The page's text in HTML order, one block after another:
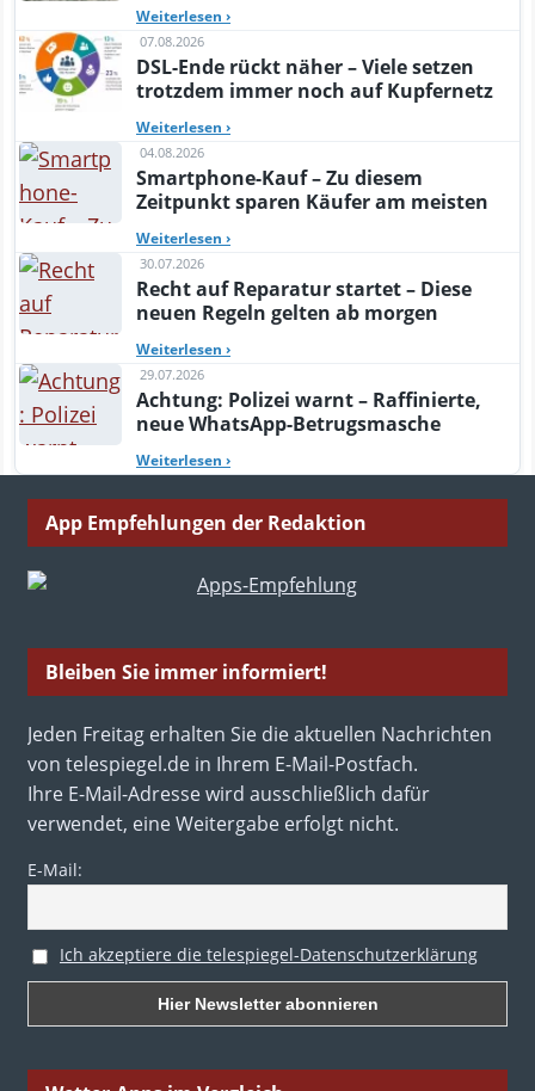
Weiterlesen ›
07.08.2026
DSL-Ende rückt näher – Viele setzen
trotzdem immer noch auf Kupfernetz
Weiterlesen ›
04.08.2026
Smartphone-Kauf – Zu diesem
Zeitpunkt sparen Käufer am meisten
Weiterlesen ›
30.07.2026
Recht auf Reparatur startet – Diese
neuen Regeln gelten ab morgen
Weiterlesen ›
29.07.2026
Achtung: Polizei warnt – Raffinierte,
neue WhatsApp-Betrugsmasche
Weiterlesen ›
App Empfehlungen der Redaktion
Bleiben Sie immer informiert!
Jeden Freitag erhalten Sie die aktuellen Nachrichten
von telespiegel.de in Ihrem E-Mail-Postfach.
Ihre E-Mail-Adresse wird ausschließlich dafür
verwendet, eine Weitergabe erfolgt nicht.
E-Mail:
Ich akzeptiere die telespiegel-Datenschutzerklärung